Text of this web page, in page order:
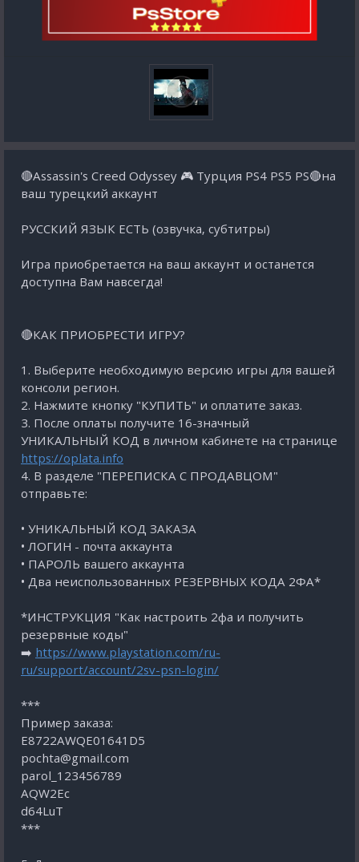
🔴Assassin's Creed Odyssey 🎮 Турция PS4 PS5 PS🔴на
ваш турецкий аккаунт
РУССКИЙ ЯЗЫК ЕСТЬ (озвучка, субтитры)
Игра приобретается на ваш аккаунт и останется
доступна Вам навсегда!
🔴КАК ПРИОБРЕСТИ ИГРУ?
1. Выберите необходимую версию игры для вашей
консоли регион.
2. Нажмите кнопку "КУПИТЬ" и оплатите заказ.
3. После оплаты получите 16-значный
УНИКАЛЬНЫЙ КОД в личном кабинете на странице
https://oplata.info
4. В разделе "ПЕРЕПИСКА С ПРОДАВЦОМ"
отправьте:
• УНИКАЛЬНЫЙ КОД ЗАКАЗА
• ЛОГИН - почта аккаунта
• ПАРОЛЬ вашего аккаунта
• Два неиспользованных РЕЗЕРВНЫХ КОДА 2ФА*
*ИНСТРУКЦИЯ "Как настроить 2фа и получить
резервные коды"
➡️ https://www.playstation.com/ru-
ru/support/account/2sv-psn-login/
***
Пример заказа:
E8722AWQE01641D5
pochta@gmail.com
parol_123456789
AQW2Eс
d64LuT
***